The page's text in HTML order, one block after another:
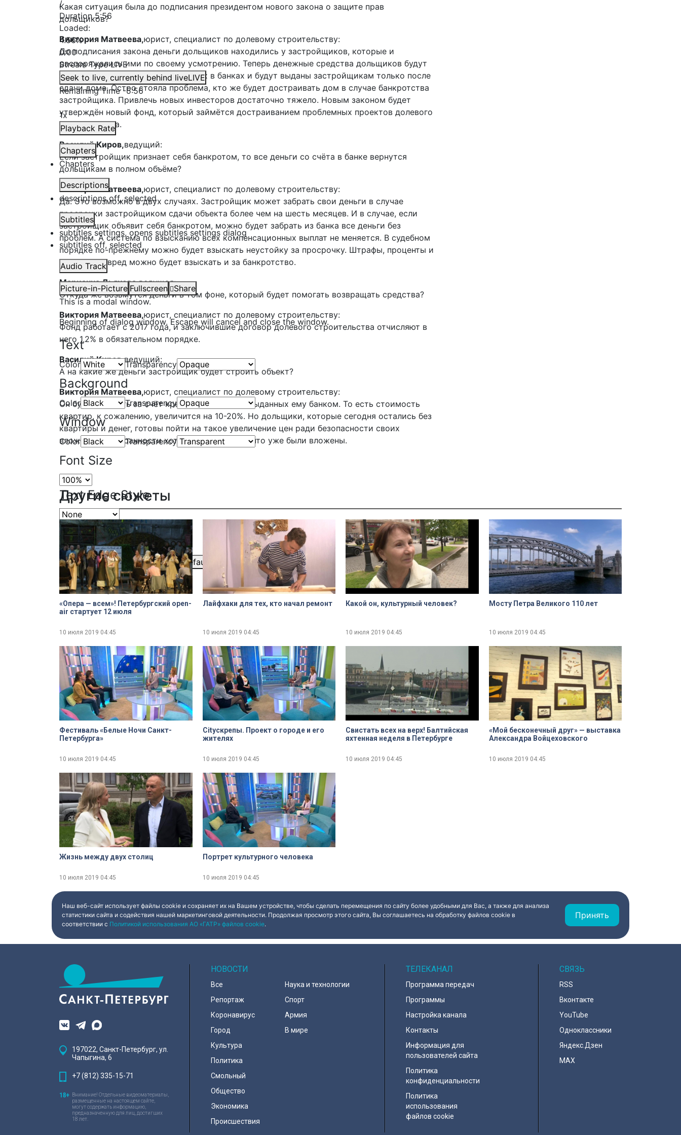
/
Duration5:56
Loaded:
4.56%
0:00
Stream TypeLIVE
Seek to live, currently behind liveLIVE
Remaining Time -5:56
1x
Playback Rate
Chapters
Chapters
Descriptions
descriptions off, selected
Subtitles
subtitles settings, opens subtitles settings dialog
subtitles off, selected
Audio Track
Picture-in-Picture Fullscreen
Share
This is a modal window.
Beginning of dialog window. Escape will cancel and close the window.
Text
Color Transparency
Background
Color Transparency
Window
Color Transparency
Font Size
Text Edge Style
Font Family
Resetrestore all settings to the default values
Done
Close Modal Dialog
End of dialog window.
Какая ситуация была до подписания президентом нового закона о защите прав
дольщиков?
Виктория Матвеева,юрист, специалист по долевому строительству:
До подписания закона деньги дольщиков находились у застройщиков, которые и
распоряжались ими по своему усмотрению. Теперь денежные средства дольщиков будут
заморожены на специальных счетах в банках и будут выданы застройщикам только после
сдачи дома. Остро стояла проблема, кто же будет достраивать дом в случае банкротства
застройщика. Привлечь новых инвесторов достаточно тяжело. Новым законом будет
утверждён новый фонд, который займётся достраиванием проблемных проектов долевого
строительства.
Василий Киров,ведущий:
Если застройщик признает себя банкротом, то все деньги со счёта в банке вернутся
дольщикам в полном объёме?
Виктория Матвеева,юрист, специалист по долевому строительству:
Да. Это возможно в двух случаях. Застройщик может забрать свои деньги в случае
просрочки застройщиком сдачи объекта более чем на шесть месяцев. И в случае, если
застройщик объявит себя банкротом, можно будет забрать из банка все деньги без
проблем. А система по взысканию всех компенсационных выплат не меняется. В судебном
порядке по-прежнему можно будет взыскать неустойку за просрочку. Штрафы, проценты и
моральный вред можно будет взыскать и за банкротство.
Марианна Дьякова,ведущая:
Откуда же возьмутся деньги в том фоне, который будет помогать возвращать средства?
Виктория Матвеева,юрист, специалист по долевому строительству:
Фонд работает с 2017 года, и заключившие договор долевого строительства отчисляют в
него 1,2% в обязательном порядке.
Василий Киров,ведущий:
А на какие же деньги застройщик будет строить объект?
Виктория Матвеева,юрист, специалист по долевому строительству:
Он будет строить за счёт кредитных средств, выданных ему банком. То есть стоимость
квартир, к сожалению, увеличится на 10-20%. Но дольщики, которые сегодня остались без
квартиры и денег, готовы пойти на такое увеличение цен ради безопасности своих
вложений и сохранности хотя бы тех средств, что уже были вложены.
Другие сюжеты
«Опера — всем»! Петербургский open-
air стартует 12 июля
10 июля 2019 04:45
Лайфхаки для тех, кто начал ремонт
10 июля 2019 04:45
Какой он, культурный человек?
10 июля 2019 04:45
Мосту Петра Великого 110 лет
10 июля 2019 04:45
Фестиваль «Белые Ночи Санкт-
Петербурга»
10 июля 2019 04:45
Cityскрепы. Проект о городе и его
жителях
10 июля 2019 04:45
Свистать всех на верх! Балтийская
яхтенная неделя в Петербурге
10 июля 2019 04:45
«Мой бесконечный друг» — выставка
Александра Войцеховского
10 июля 2019 04:45
Жизнь между двух столиц
10 июля 2019 04:45
Портрет культурного человека
10 июля 2019 04:45
Наш веб-сайт использует файлы cookie и сохраняет их на Вашем устройстве, чтобы сделать перемещения по сайту более удобными для Вас, а также для анализа
статистики сайта и содействия нашей маркетинговой деятельности. Продолжая просмотр этого сайта, Вы соглашаетесь на обработку файлов cookie в
соответствии с Политикой использования АО «ГАТР» файлов cookie.
Принять
197022, Санкт-Петербург, ул.
Чапыгина, 6
+7 (812) 335-15-71
Внимание! Отдельные видеоматериалы,
размещенные на настоящем сайте,
могут содержать информацию,
предназначенную для лиц, достигших
18 лет.
НОВОСТИ
Все
Репортаж
Коронавирус
Город
Культура
Политика
Смольный
Общество
Экономика
Происшествия
Наука и технологии
Спорт
Армия
В мире
ТЕЛЕКАНАЛ
Программа передач
Программы
Настройка канала
Контакты
Информация для
пользователей сайта
Политика
конфиденциальности
Политика
использования
файлов cookie
СВЯЗЬ
RSS
Вконтакте
YouTube
Одноклассники
Яндекс.Дзен
MAX